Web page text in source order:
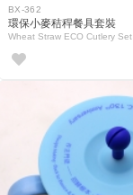
BX-362
環保小麥秸稈餐具套裝
Wheat Straw ECO Cutlery Set